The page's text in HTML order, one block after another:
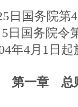
日国务院
日国务院令
年4月1日起
第一章 总